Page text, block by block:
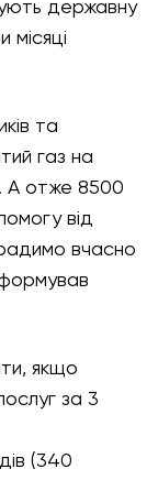
державну
та
газ на
А отже 8500
від
вчасно
якщо
за 3
(340